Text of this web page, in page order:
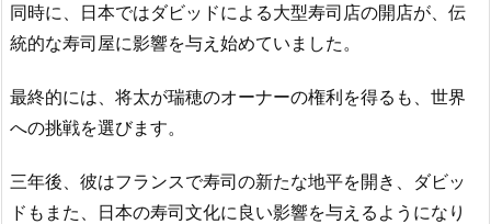
同時に、日本ではダビッドによる大型寿司店の開店が、伝
統的な寿司屋に影響を与え始めていました。
最終的には、将太が瑞穂のオーナーの権利を得るも、世界
への挑戦を選びます。
三年後、彼はフランスで寿司の新たな地平を開き、ダビッ
ドもまた、日本の寿司文化に良い影響を与えるようになり